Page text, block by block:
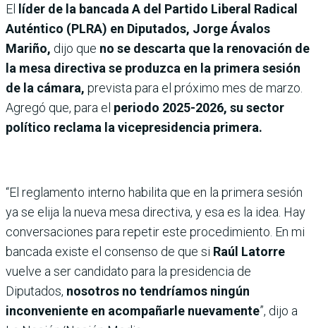
El líder de la bancada A del Partido Liberal Radical
Auténtico (PLRA) en Diputados, Jorge Ávalos
Mariño, dijo que no se descarta que la renovación de
la mesa directiva se produzca en la primera sesión
de la cámara, prevista para el próximo mes de marzo.
Agregó que, para el periodo 2025-2026, su sector
político reclama la vicepresidencia primera.
“El reglamento interno habilita que en la primera sesión
ya se elija la nueva mesa directiva, y esa es la idea. Hay
conversaciones para repetir este procedimiento. En mi
bancada existe el consenso de que si Raúl Latorre
vuelve a ser candidato para la presidencia de
Diputados, nosotros no tendríamos ningún
inconveniente en acompañarle nuevamente”, dijo a